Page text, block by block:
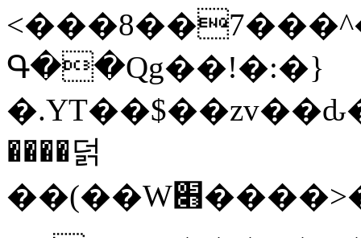
Գ��Qg��!�:�}
����덝
��(��W׋����>��O>�d�%Y�@�@ڻ<�z{rc&׻��z�����AeK�^�����������˩t��=x~